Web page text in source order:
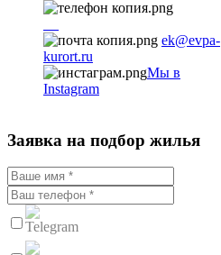
ek@evpa-
kurort.ru
Мы в
Instagram
Заявка на подбор жилья